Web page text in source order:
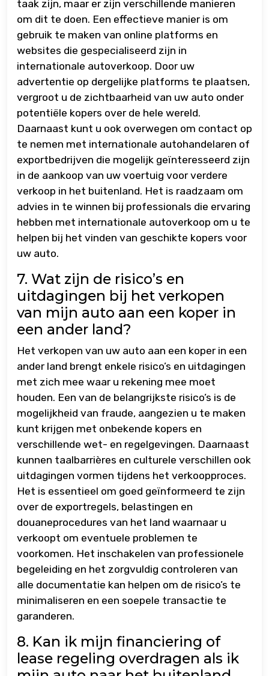
taak zijn, maar er zijn verschillende manieren
om dit te doen. Een effectieve manier is om
gebruik te maken van online platforms en
websites die gespecialiseerd zijn in
internationale autoverkoop. Door uw
advertentie op dergelijke platforms te plaatsen,
vergroot u de zichtbaarheid van uw auto onder
potentiële kopers over de hele wereld.
Daarnaast kunt u ook overwegen om contact op
te nemen met internationale autohandelaren of
exportbedrijven die mogelijk geïnteresseerd zijn
in de aankoop van uw voertuig voor verdere
verkoop in het buitenland. Het is raadzaam om
advies in te winnen bij professionals die ervaring
hebben met internationale autoverkoop om u te
helpen bij het vinden van geschikte kopers voor
uw auto.
7. Wat zijn de risico’s en
uitdagingen bij het verkopen
van mijn auto aan een koper in
een ander land?
Het verkopen van uw auto aan een koper in een
ander land brengt enkele risico’s en uitdagingen
met zich mee waar u rekening mee moet
houden. Een van de belangrijkste risico’s is de
mogelijkheid van fraude, aangezien u te maken
kunt krijgen met onbekende kopers en
verschillende wet- en regelgevingen. Daarnaast
kunnen taalbarrières en culturele verschillen ook
uitdagingen vormen tijdens het verkoopproces.
Het is essentieel om goed geïnformeerd te zijn
over de exportregels, belastingen en
douaneprocedures van het land waarnaar u
verkoopt om eventuele problemen te
voorkomen. Het inschakelen van professionele
begeleiding en het zorgvuldig controleren van
alle documentatie kan helpen om de risico’s te
minimaliseren en een soepele transactie te
garanderen.
8. Kan ik mijn financiering of
lease regeling overdragen als ik